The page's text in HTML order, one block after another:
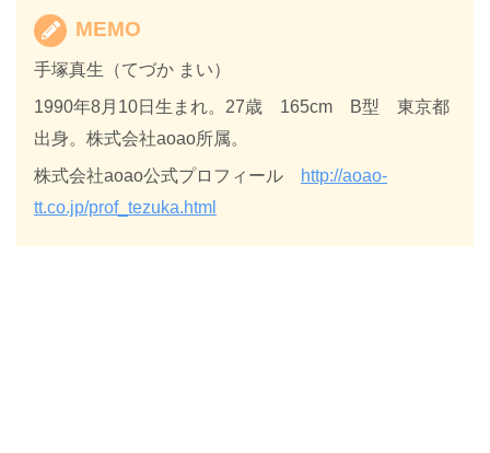
MEMO
手塚真生（てづか まい）
1990年8月10日生まれ。27歳 165cm B型 東京都
出身。株式会社aoao所属。
株式会社aoao公式プロフィール
http://aoao-
tt.co.jp/prof_tezuka.html